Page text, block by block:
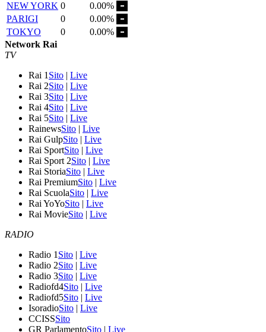
NEW YORK 0
0.00%
PARIGI
0
0.00%
TOKYO
0
0.00%
Network Rai
TV
Rai 1 Sito | Live
Rai 2Sito | Live
Rai 3Sito | Live
Rai 4Sito | Live
Rai 5Sito | Live
RainewsSito | Live
Rai GulpSito | Live
Rai SportSito | Live
Rai Sport 2Sito | Live
Rai StoriaSito | Live
Rai PremiumSito | Live
Rai ScuolaSito | Live
Rai YoYoSito | Live
Rai MovieSito | Live
RADIO
Radio 1 Sito | Live
Radio 2Sito | Live
Radio 3Sito | Live
Radiofd4Sito | Live
Radiofd5Sito | Live
IsoradioSito | Live
CCISSSito
GR ParlamentoSito | Live